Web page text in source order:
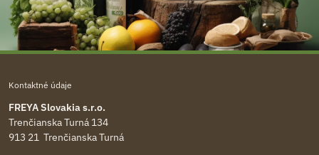
Kontaktné údaje
FREYA Slovakia s.r.o.
Trenčianska Turná 134
913 21 Trenčianska Turná